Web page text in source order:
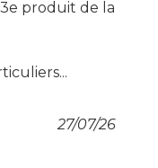
produit de la
27/07/26